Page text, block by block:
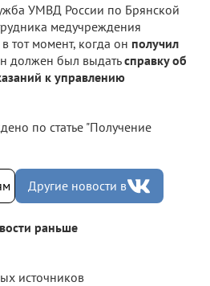
УМВД России по Брянской
медучреждения
тот момент, когда он получил
должен был выдатьсправку об
к управлению
по статье "Получение
Другие новости в
раньше
источников